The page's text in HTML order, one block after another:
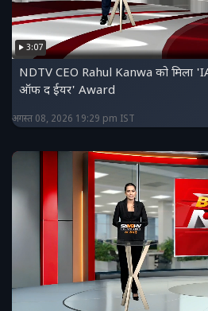
3:07
NDTV CEO Rahul Kanwa को मिला
ऑफ द ईयर' Award
अगस्त 08, 2026 19:29 pm IST